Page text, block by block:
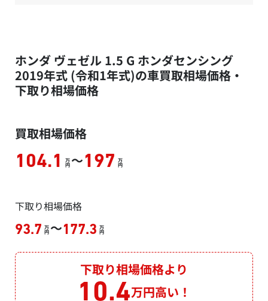
ホンダ ヴェゼル 1.5 G ホンダセンシング
2019年式 (令和1年式)の車買取相場価格・
下取り相場価格
買取相場価格
104.1 万
円 ～197 万
円
下取り相場価格
93.7 万
円 ～177.3 万
円
下取り相場価格より
10.4万円高い！